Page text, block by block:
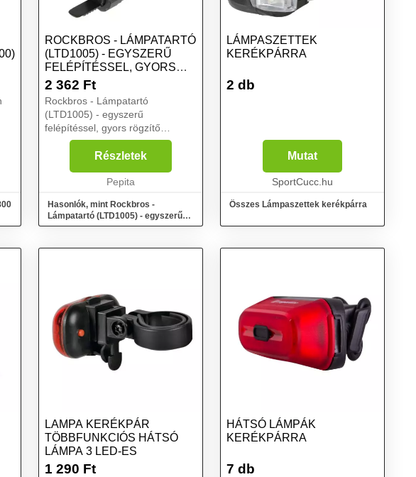
ROCKBROS - LÁMPATARTÓ
(LTD1005) - EGYSZERŰ
FELÉPÍTÉSSEL, GYORS
RÖ...
2 362 Ft
Rockbros - Lámpatartó
(LTD1005) - egyszerű
felépítéssel, gyors rögzítő
rendszerrel, 22-25 mm átmérővel
Részletek
Pepita
Hasonlók, mint Rockbros -
Lámpatartó (LTD1005) - egyszerű
felépítéssel, gyors rö...
LÁMPASZETTEK
KERÉKPÁRRA
2 db
Mutat
SportCucc.hu
Összes Lámpaszettek kerékpárra
LAMPA KERÉKPÁR
TÖBBFUNKCIÓS HÁTSÓ
LÁMPA 3 LED-ES
1 290 Ft
HÁTSÓ LÁMPÁK
KERÉKPÁRRA
7 db